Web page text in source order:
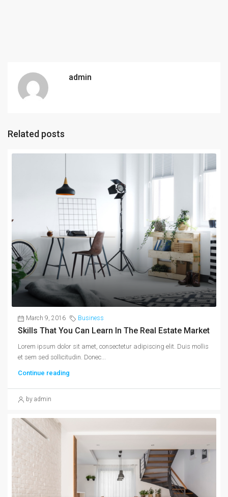
admin
Related posts
March 9, 2016 Business
Skills That You Can Learn In The Real Estate Market
Lorem ipsum dolor sit amet, consectetur adipiscing elit. Duis mollis
et sem sed sollicitudin. Donec...
Continue reading
by admin